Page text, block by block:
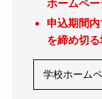
ホームペ
申込期間
を締め切
学校ホーム